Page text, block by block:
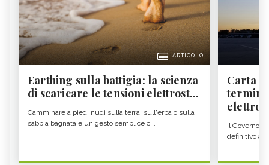
ARTICOLO
Earthing sulla battigia: la scienza
di scaricare le tensioni elettrost...
Camminare a piedi nudi sulla terra, sull'erba o sulla
sabbia bagnata è un gesto semplice c...
Carta
Il Governo
definitivo